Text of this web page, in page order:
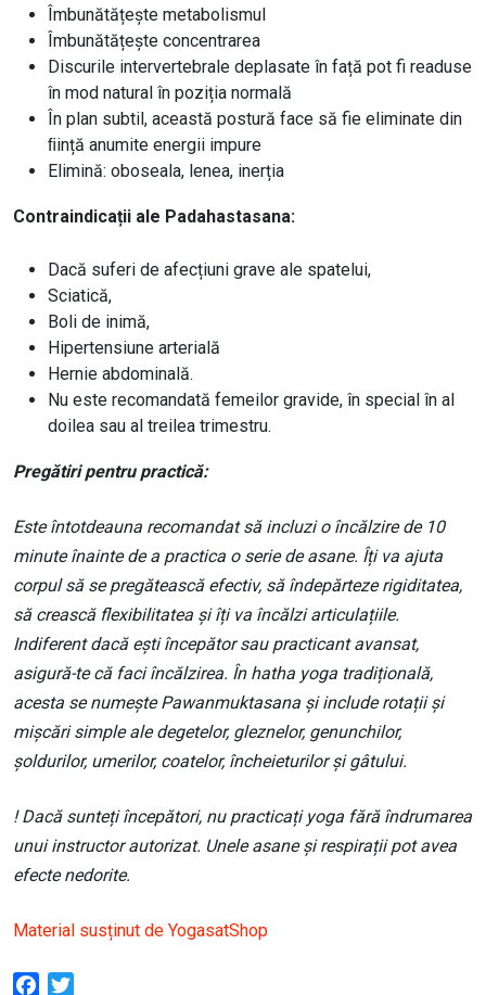
Îmbunătățește metabolismul
Îmbunătățește concentrarea
Discurile intervertebrale deplasate în față pot fi readuse
în mod natural în poziția normală
În plan subtil, această postură face să fie eliminate din
ﬁință anumite energii impure
Elimină: oboseala, lenea, inerția
Contraindicații ale Padahastasana:
Dacă suferi de afecțiuni grave ale spatelui,
Sciatică,
Boli de inimă,
Hipertensiune arterială
Hernie abdominală.
Nu este recomandată femeilor gravide, în special în al
doilea sau al treilea trimestru.
Pregătiri pentru practică:
Este întotdeauna recomandat să incluzi o încălzire de 10
minute înainte de a practica o serie de asane. Îți va ajuta
corpul să se pregătească efectiv, să îndepărteze rigiditatea,
să crească flexibilitatea și îți va încălzi articulațiile.
Indiferent dacă ești începător sau practicant avansat,
asigură-te că faci încălzirea. În hatha yoga tradițională,
acesta se numește Pawanmuktasana și include rotații și
mișcări simple ale degetelor, gleznelor, genunchilor,
șoldurilor, umerilor, coatelor, încheieturilor și gâtului.
! Dacă sunteți începători, nu practicați yoga fără îndrumarea
unui instructor autorizat. Unele asane și respirații pot avea
efecte nedorite.
Material susținut de YogasatShop
Facebook